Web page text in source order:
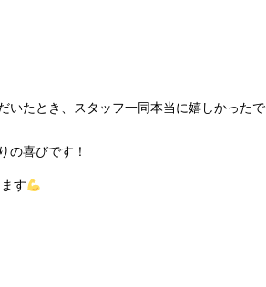
いたとき、スタッフ一同本当に嬉しかったで
の喜びです！
す